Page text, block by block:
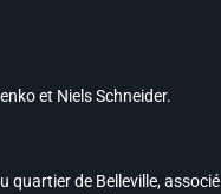
et Niels Schneider.
quartier de Belleville, associé